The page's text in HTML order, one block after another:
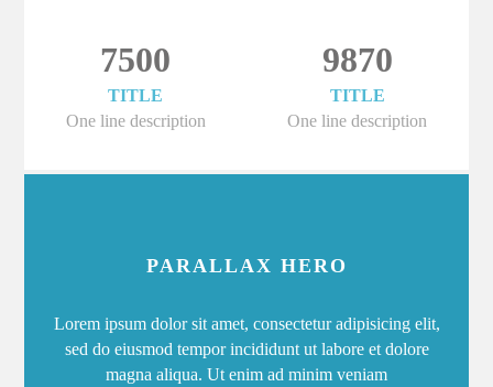
7500
TITLE
One line description
9870
TITLE
One line description
PARALLAX HERO
Lorem ipsum dolor sit amet, consectetur adipisicing elit,
sed do eiusmod tempor incididunt ut labore et dolore
magna aliqua. Ut enim ad minim veniam